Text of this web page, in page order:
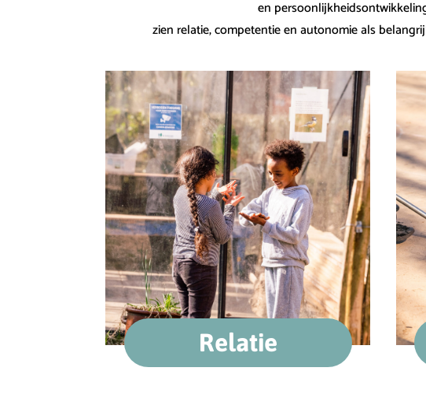
en
zien relatie, competentie en autonomie als
Relatie